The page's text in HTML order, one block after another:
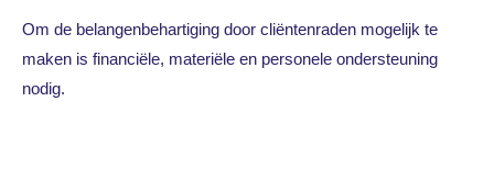
Om de belangenbehartiging door cliëntenraden mogelijk te
maken is financiële, materiële en personele ondersteuning
nodig.